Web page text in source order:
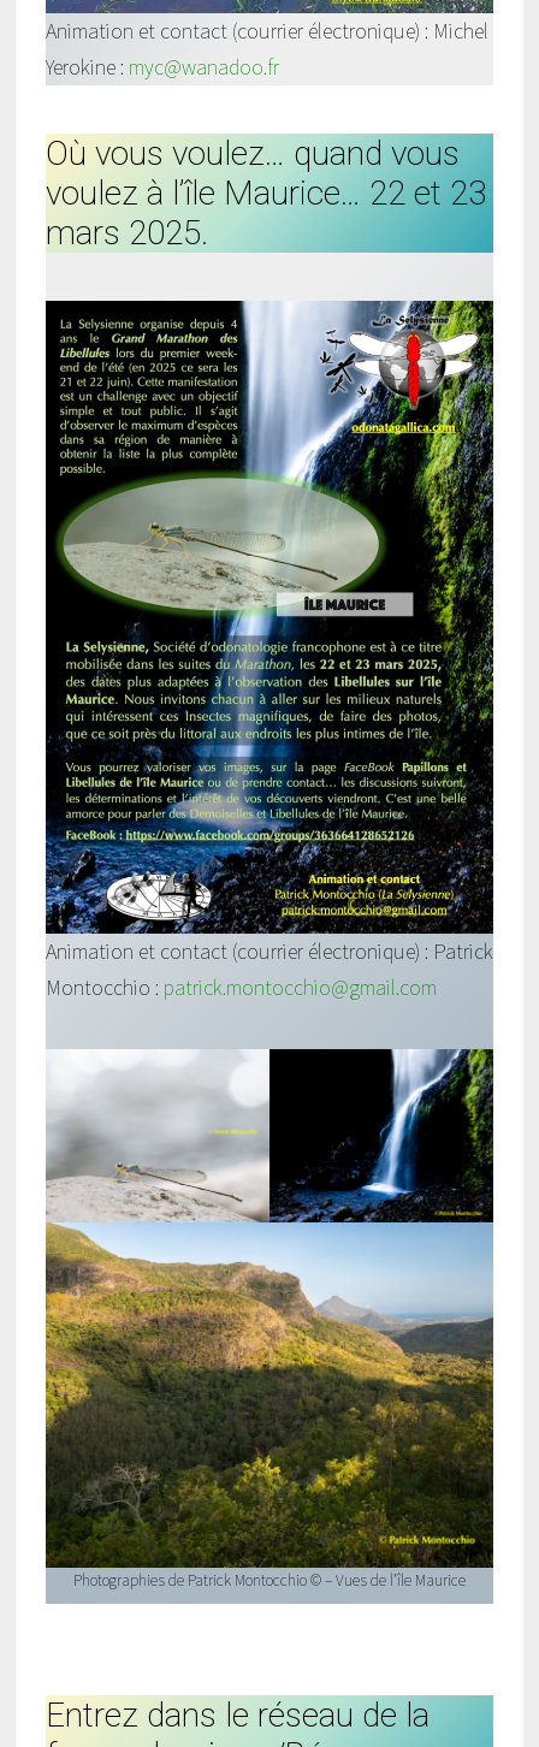
Animation et contact (courrier électronique) : Michel
Yerokine : myc@wanadoo.fr
Où vous voulez… quand vous
voulez à l’île Maurice… 22 et 23
mars 2025.
Animation et contact (courrier électronique) : Patrick
Montocchio : patrick.montocchio@gmail.com
Photographies de Patrick Montocchio © – Vues de l’île Maurice
Entrez dans le réseau de la